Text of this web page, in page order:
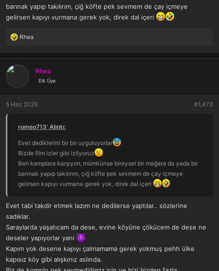
barınak yapıp takılırım, çiğ köfte pek sevmem de çay içmeye
gelirsen kapıyı vurmana gerek yok, direk dal içeri
T
p
k
l
e
r
Rhea
Rhea
Elit Üye
5 Haz 2026 #1,473
romeo713' Alıntı:
Evet dediklerini bir bir uyguluyorlar
Bizde film izler gibi izliyoruz
Ben kamplara karşıyım, mümkünse bireysel bir mağara da yada bir
barınak yapıp takılırım, çiğ köfte pek sevmem de çay içmeye
gelirsen kapıyı vurmana gerek yok, direk dal içeri
Evet tabi takdir etmek lazım ne dedilerse yaptılar.. sözlerine
sadıklar.
Saraylarda yaşatıcam da dese, evine köyüne çökücem de dese ne
deseler yapıyorlar yani
Kapım yok desene kapıyı çalmamama gerek yokmuş pehh ülke
kapısız köy gibi alışkınız aslında.